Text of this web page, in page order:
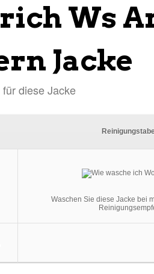
Ws
Jacke
diese Jacke
Waschen Sie diese Jacke bei